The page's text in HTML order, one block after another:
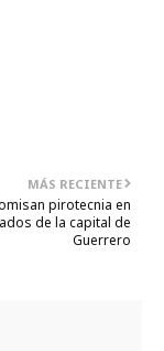
MÁS RECIENTE
pirotecnia en
de la capital de
Guerrero